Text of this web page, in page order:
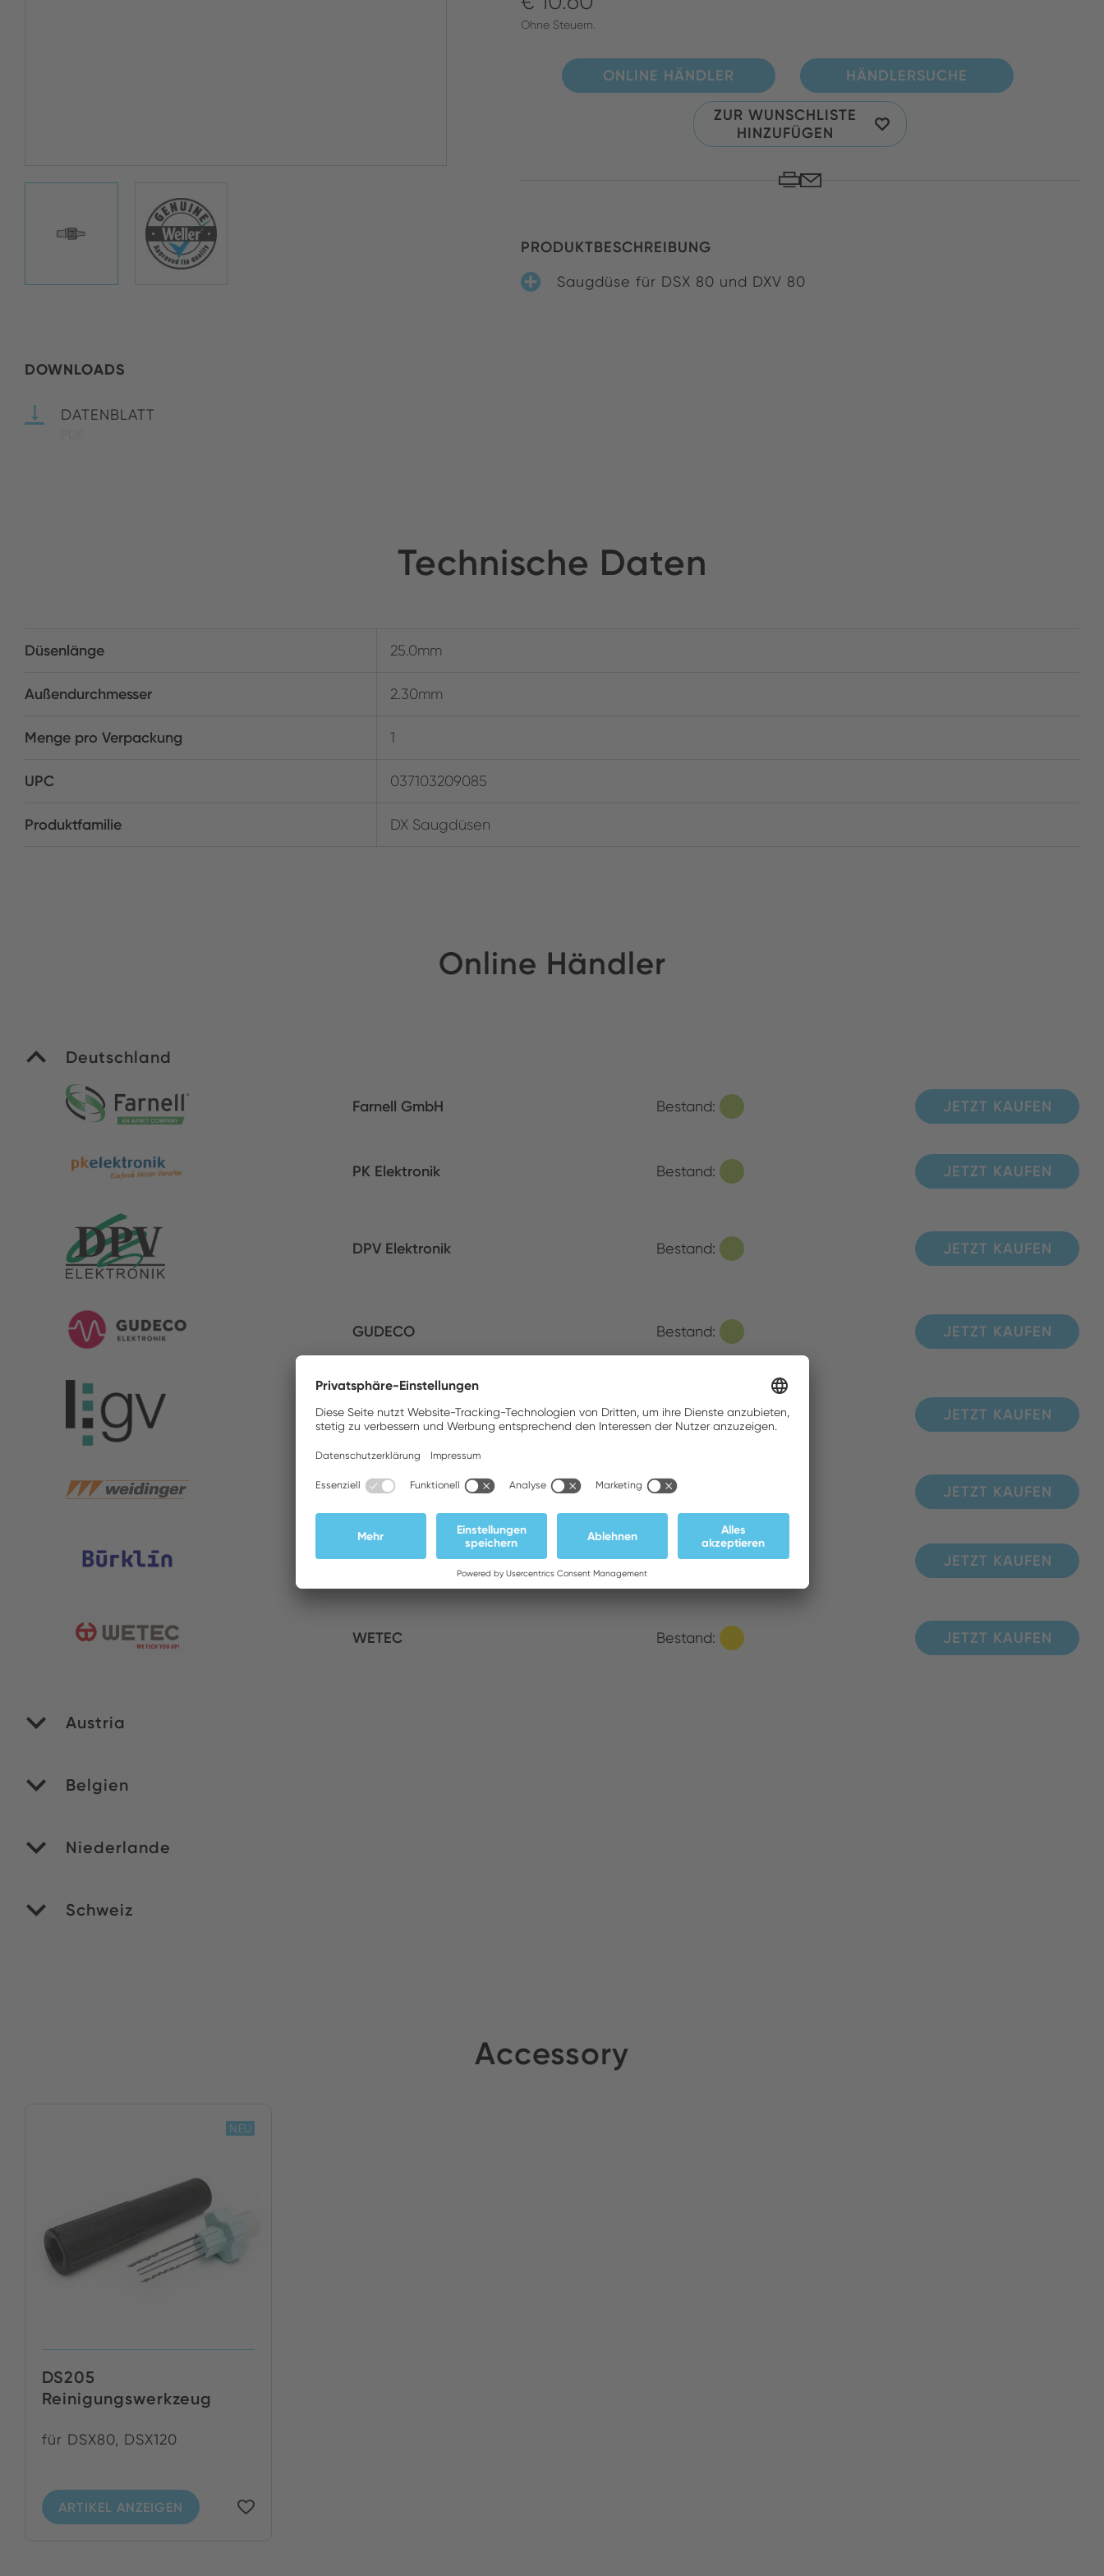
DOWNLOADS
DATENBLATT
Ohne Steuern.
ONLINE HÄNDLER HÄNDLERSUCHE
ZUR WUNSCHLISTE
HINZUFÜGEN
PRODUKTBESCHREIBUNG
Saugdüse für DSX 80 und DXV 80
Technische Daten
Düsenlänge 25.0mm
Außendurchmesser 2.30mm
Menge pro Verpackung 1
UPC 037103209085
Produktfamilie DX Saugdüsen
Online Händler
Deutschland
Farnell GmbH Bestand: JETZT KAUFEN
PK Elektronik Bestand: JETZT KAUFEN
DPV Elektronik Bestand: JETZT KAUFEN
GUDECO Bestand: JETZT KAUFEN
LGV Electronic Distribution Bestand: JETZT KAUFEN
WEIDINGER GmbH Bestand: JETZT KAUFEN
Bürklin GmbH & Co. KG Bestand: JETZT KAUFEN
WETEC Bestand: JETZT KAUFEN
Austria
Belgien
Niederlande
Schweiz
Accessory
DS205
Reinigungswerkzeug
für DSX80, DSX120
ARTIKEL ANZEIGEN
NEU